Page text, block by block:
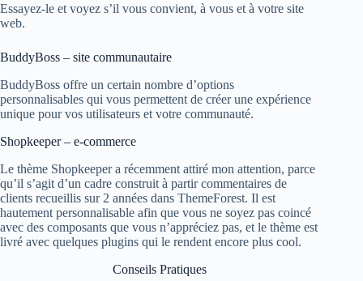
Essayez-le et voyez s’il vous convient, à vous et à votre site
web.
BuddyBoss – site communautaire
BuddyBoss offre un certain nombre d’options
personnalisables qui vous permettent de créer une expérience
unique pour vos utilisateurs et votre communauté.
Shopkeeper – e-commerce
Le thème Shopkeeper a récemment attiré mon attention, parce
qu’il s’agit d’un cadre construit à partir commentaires de
clients recueillis sur 2 années dans ThemeForest. Il est
hautement personnalisable afin que vous ne soyez pas coincé
avec des composants que vous n’appréciez pas, et le thème est
livré avec quelques plugins qui le rendent encore plus cool.
Conseils Pratiques